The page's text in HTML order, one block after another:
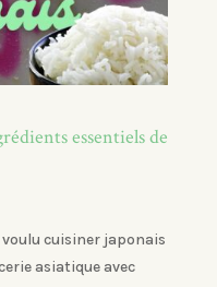
essentiels de
cuisiner japonais
asiatique avec